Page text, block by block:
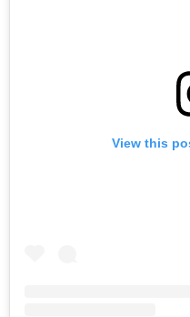
View this